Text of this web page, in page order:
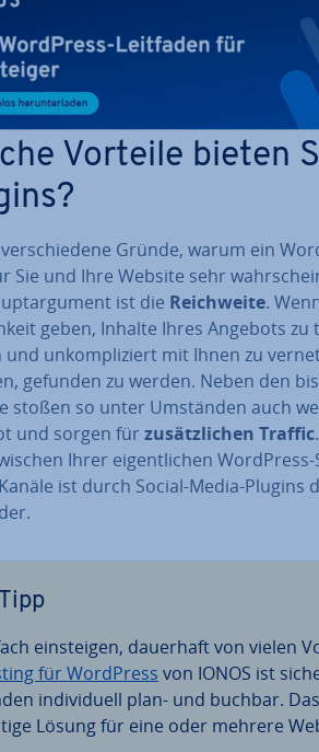
Vorteile bieten
Gründe, warum ein
Sie und Ihre Website sehr
ist die Reich­wei­te.
geben, Inhalte Ihres Angebots zu
und un­kom­pli­ziert mit Ihnen zu
gefunden zu werden. Neben den
stoßen so unter Umständen auch
und sorgen für zu­sätz­li­chen Traffic
Ihrer ei­gent­li­chen
ist durch Social-Media-
ein­stei­gen, dauerhaft von vielen
für WordPress von IONOS ist
in­di­vi­du­ell plan- und buchbar.
Lösung für eine oder mehrere